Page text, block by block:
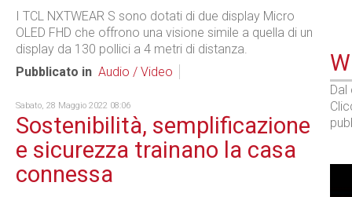
I TCL NXTWEAR S sono dotati di due display Micro
OLED FHD che offrono una visione simile a quella di un
display da 130 pollici a 4 metri di distanza.
Pubblicato in Audio / Video
Sabato, 28 Maggio 2022 08:06
Sostenibilità, semplificazione
e sicurezza trainano la casa
connessa